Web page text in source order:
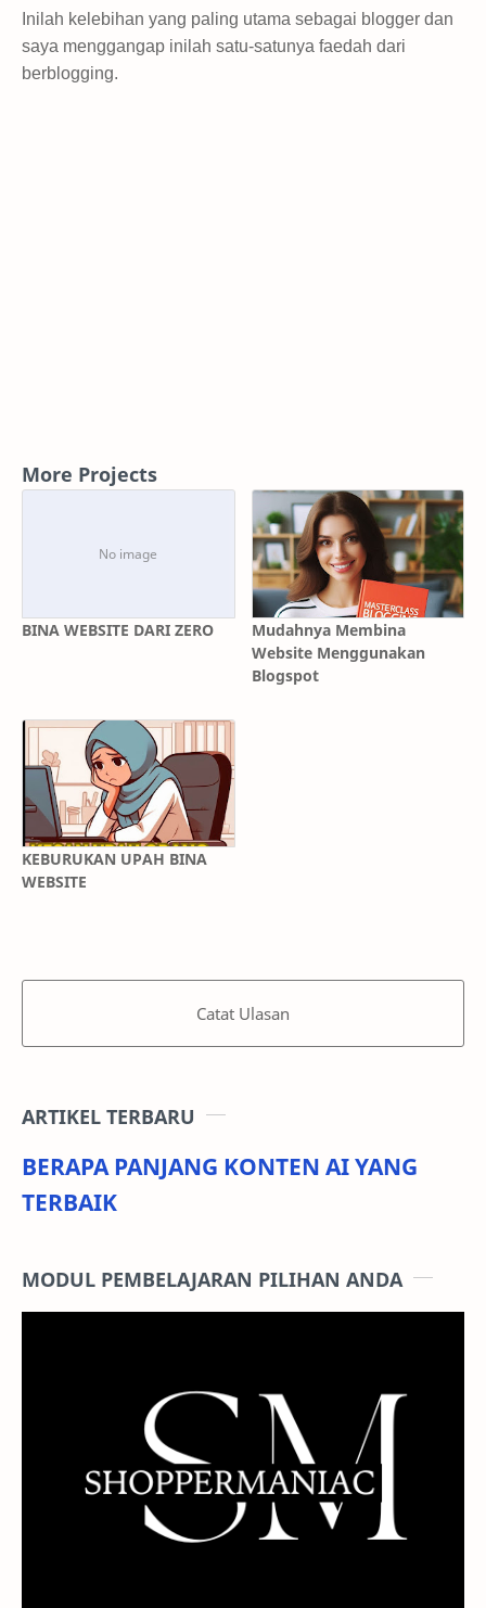
Inilah kelebihan yang paling utama sebagai blogger dan
saya menggangap inilah satu-satunya faedah dari
berblogging.
More Projects
BINA WEBSITE DARI ZERO
Mudahnya Membina
Website Menggunakan
Blogspot
KEBURUKAN UPAH BINA
WEBSITE
Catat Ulasan
ARTIKEL TERBARU
BERAPA PANJANG KONTEN AI YANG
TERBAIK
MODUL PEMBELAJARAN PILIHAN ANDA